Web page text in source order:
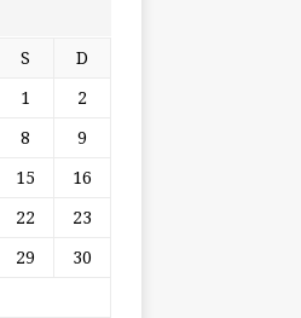
S D
1 2
8 9
15 16
22 23
29 30